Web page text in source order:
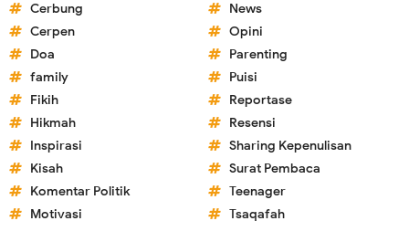
Cerbung
Cerpen
Doa
family
Fikih
Hikmah
Inspirasi
Kisah
Komentar Politik
Motivasi
News
Opini
Parenting
Puisi
Reportase
Resensi
Sharing Kepenulisan
Surat Pembaca
Teenager
Tsaqafah